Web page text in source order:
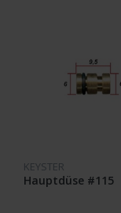
KEYSTER
Hauptdüse #115